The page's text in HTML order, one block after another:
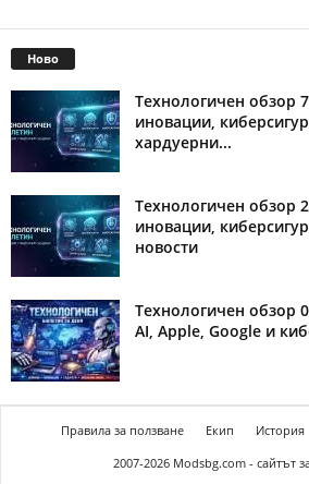
Ново
Технологичен обзор 7
иновации,
хардуерни...
Технологичен обзор
иновации,
новости
Технологичен обзор
AI, Apple, Google и
Правила за ползване Екип История
2007-2026 Modsbg.com - сайтът